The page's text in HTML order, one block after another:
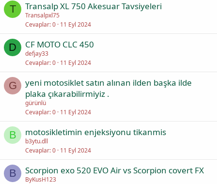
T Transalp XL 750 Akesuar Tavsiyeleri
Transalpxl75
Cevaplar 0 11 Eyl 2024
D CF MOTO CLC 450
defjay33
Cevaplar 0 11 Eyl 2024
G
yeni motosiklet satın alınan ilden başka ilde
plaka çıkarabilirmiyiz .
gürünlü
Cevaplar 0 11 Eyl 2024
B motosikletimin enjeksiyonu tikanmis
b3ytu.dll
Cevaplar 0 11 Eyl 2024
B Scorpion exo 520 EVO Air vs Scorpion covert FX
ByKusH123